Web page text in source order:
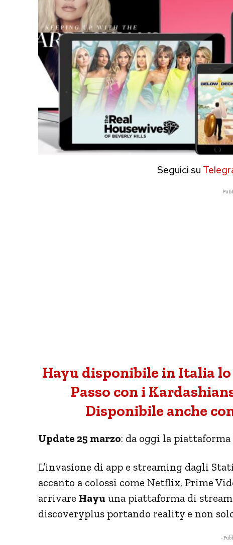
Seguici su
Hayu disponibile in Italia
Passo con i
Disponibile anche
Update 25 marzo: da oggi la piattaforma
L’invasione di app e streaming dagli
accanto a colossi come Netflix, Prime
arrivare Hayu una piattaforma di
discoveryplus portando reality e non solo
-